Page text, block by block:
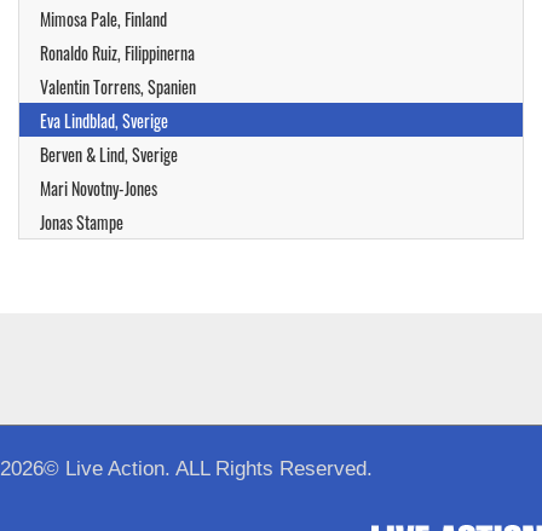
Mimosa Pale, Finland
Ronaldo Ruiz, Filippinerna
Valentin Torrens, Spanien
Eva Lindblad, Sverige
Berven & Lind, Sverige
Mari Novotny-Jones
Jonas Stampe
2026© Live Action. ALL Rights Reserved.